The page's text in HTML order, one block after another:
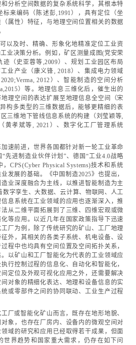
分析空间数据的复杂系统科学，其根本特
标来编码（陈述彭,1991），具有定位（坐
属性）特征，与地理空间位置相关的数据
以及时、精确、形象化地精准定位工业资
业决策分析。例如，矿区测量成图(党安荣
（史亚蓉等,2009）、规划工业园区布局
工业产业（康义锋, 2018）、集成电力领域
2012）、智能制造的空间分析
）等。地理信息三维化后，催生出的
理空间的表达扩展至地理信息全空间（宋
构多类型的三维数据后，能够更精细的表
三维地下管线信息系统的构建（刘莹颖等,
黄孝斌等, 2021）、数字化工厂管理系统
速前进，世界各国都针对新一轮工业革命
先进制造业伙伴计划”、德国“工业4.0战略
CPS(Cyber Physical Systems)技术和系统
发展的基础。《中国制造2025》也提出，
业深度融合为主线，以推进智能制造为主
数字孪生、大数据、云计算、物联网、人工
息系统在工业领域的应用也逐渐深入，推
从二维平面拓展到了三维、四维宏观或微
等应用。以近几年在国家政策指导下迅速
厂为例，除了传统研究的矿山、工厂地理
外，其相关的各类子系统、机电设备、设
程中也均具有空间位置及空间拓扑关系，
以矿山和工厂智能化为代表的工业领域应
行控制过程的信息化、自动化和智能化，
定位及外观可视化应用之外，还需要解决
对象的精细化表达、地理和设备信息的实
或零部件之间的协同联动、工业生产过程
厂或智能化矿山而言，既存在地形地貌、
象，也存在厂房内、设备内的微观空间对
域的研究和应用已经取得若干成果，但面
世界趋势和国家重大需求，仍存在如下问